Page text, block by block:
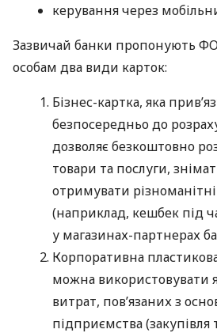
керування через
Зазвичай банки пропонують
особам два види карток:
Бізнес-картка, яка
безпосередньо до
дозволяє безкоштовно
товари та послуги,
отримувати
(наприклад, кешбек під
у магазинах-партнерах
Корпоративна
можна використовувати
витрат, пов’язаних з
підприємства (закупівля